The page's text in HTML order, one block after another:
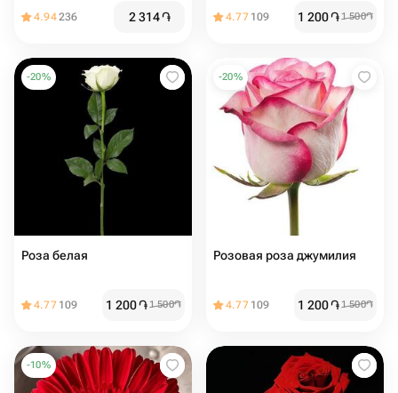
4.94236 2 314֏ 4.77 109 1 200֏1 500֏
-20%
Роза белая
4.77 109 1 200֏1 500֏
-20%
Розовая роза джумилия
4.77 109 1 200֏1 500֏
-10%